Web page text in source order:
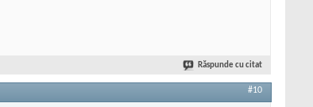
Răspunde cu citat
#10